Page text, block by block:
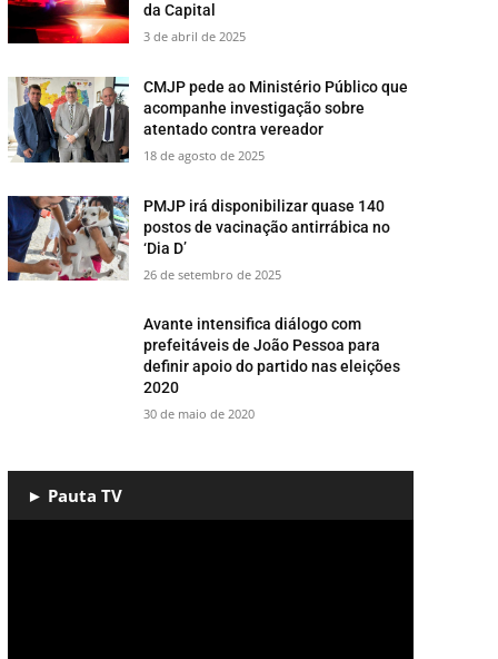
da Capital
3 de abril de 2025
CMJP pede ao Ministério Público que
acompanhe investigação sobre
atentado contra vereador
18 de agosto de 2025
PMJP irá disponibilizar quase 140
postos de vacinação antirrábica no
‘Dia D’
26 de setembro de 2025
Avante intensifica diálogo com
prefeitáveis de João Pessoa para
definir apoio do partido nas eleições
2020
30 de maio de 2020
► Pauta TV